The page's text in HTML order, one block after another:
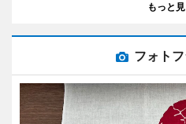
もっと
フォト